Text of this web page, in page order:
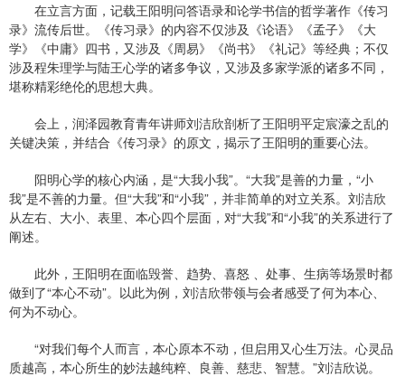
在立言方面，记载王阳明问答语录和论学书信的哲学著作《传习
录》流传后世。《传习录》的内容不仅涉及《论语》《孟子》《大
学》《中庸》四书，又涉及《周易》《尚书》《礼记》等经典；不仅
涉及程朱理学与陆王心学的诸多争议，又涉及多家学派的诸多不同，
堪称精彩绝伦的思想大典。
会上，润泽园教育青年讲师刘洁欣剖析了王阳明平定宸濠之乱的
关键决策，并结合《传习录》的原文，揭示了王阳明的重要心法。
阳明心学的核心内涵，是“大我小我”。“大我”是善的力量，“小
我”是不善的力量。但“大我”和“小我”，并非简单的对立关系。刘洁欣
从左右、大小、表里、本心四个层面，对“大我”和“小我”的关系进行了
阐述。
此外，王阳明在面临毁誉、趋势、喜怒 、处事、生病等场景时都
做到了“本心不动”。以此为例，刘洁欣带领与会者感受了何为本心、
何为不动心。
“对我们每个人而言，本心原本不动，但启用又心生万法。心灵品
质越高，本心所生的妙法越纯粹、良善、慈悲、智慧。”刘洁欣说。